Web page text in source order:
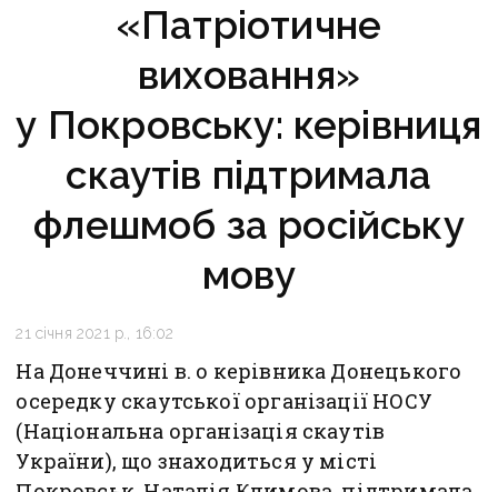
«Патріотичне
виховання»
у Покровську: керівниця
скаутів підтримала
флешмоб за російську
мову
21 січня 2021 р., 16:02
На Донеччині в. о керівника Донецького
осередку скаутської організації НОСУ
(Національна організація скаутів
України), що знаходиться у місті